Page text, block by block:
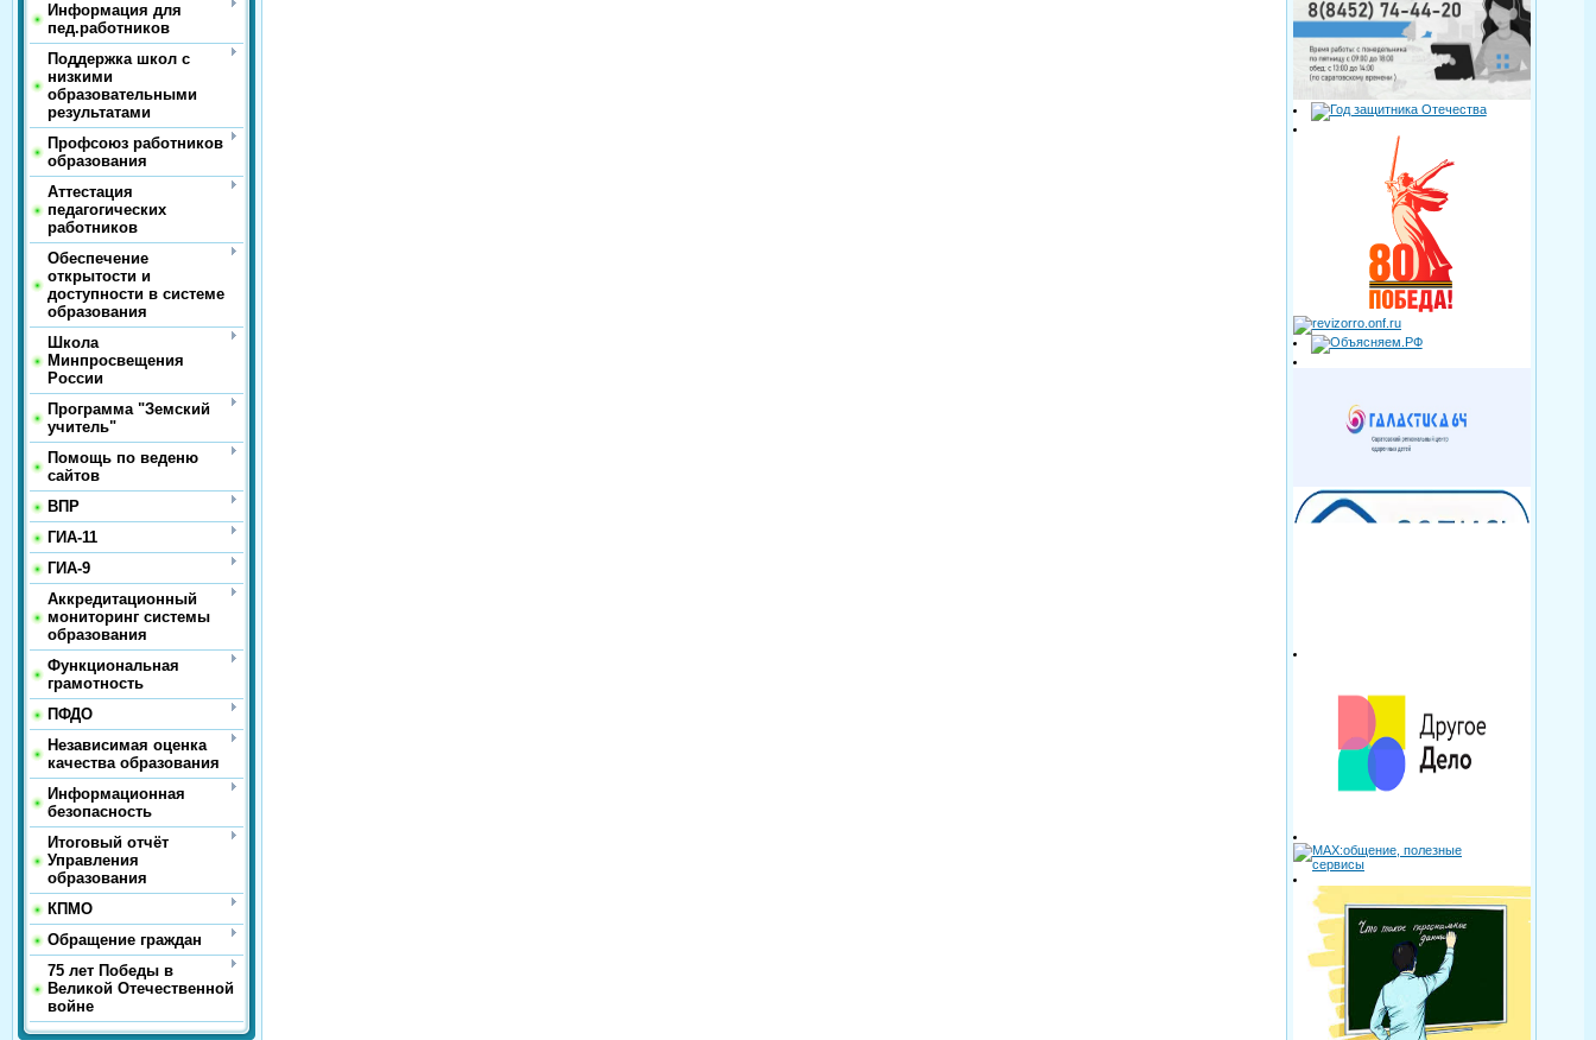
Информация для
пед.работников
Поддержка школ с
низкими
образовательными
результатами
Профсоюз работников
образования
Аттестация
педагогических
работников
Обеспечение
открытости и
доступности в системе
образования
Школа
Минпросвещения
России
Программа "Земский
учитель"
Помощь по веденю
сайтов
ВПР
ГИА-11
ГИА-9
Аккредитационный
мониторинг системы
образования
Функциональная
грамотность
ПФДО
Независимая оценка
качества образования
Информационная
безопасность
Итоговый отчёт
Управления
образования
КПМО
Обращение граждан
75 лет Победы в
Великой Отечественной
войне